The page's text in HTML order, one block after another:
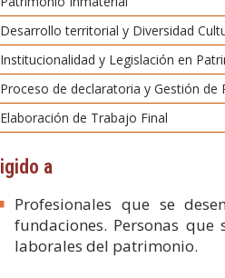
territorial y Diversidad
y Legislación en
de declaratoria y Gestión de
de Trabajo Final
a
Profesionales que se
fundaciones. Personas
laborales del patrimonio.